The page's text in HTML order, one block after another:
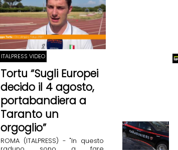
ITALPRESS VIDEO
Tortu “Sugli Europei
decido il 4 agosto,
portabandiera a
Taranto un
orgoglio”
ROMA (ITALPRESS) - "In questo